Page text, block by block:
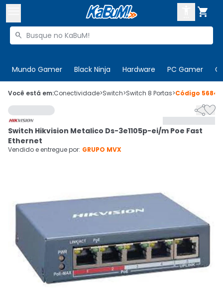

Buscar produtos

Mundo Gamer Black Ninja Hardware PC Gamer
 Olá. Acesse sua conta
 Departamentos
Cupons
CADASTRE-SE
Você está em:Conectividade>Switch>Switch 8 Portas>Código

Switch Hikvision Metalico Ds-3e1105p-ei/m Poe Fast
Ethernet
Vendido e entregue por: GRUPO MVX